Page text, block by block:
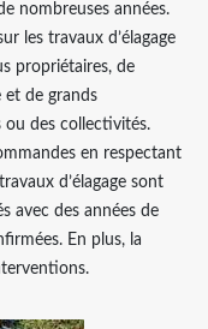
nombreuses années.
les travaux d’élagage
propriétaires, de
et de grands
ou des collectivités.
en respectant
d’élagage sont
avec des années de
En plus, la